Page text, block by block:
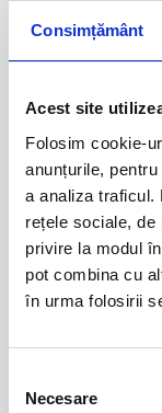
Consimțământ
Acest site
Folosim cookie-
anunțurile,
a analiza traficul.
rețele sociale,
privire la modul
pot combina cu
în urma folosirii
consimțământului
Necesare
calitate,
predictibile
Un
Obiectiv:
un
să